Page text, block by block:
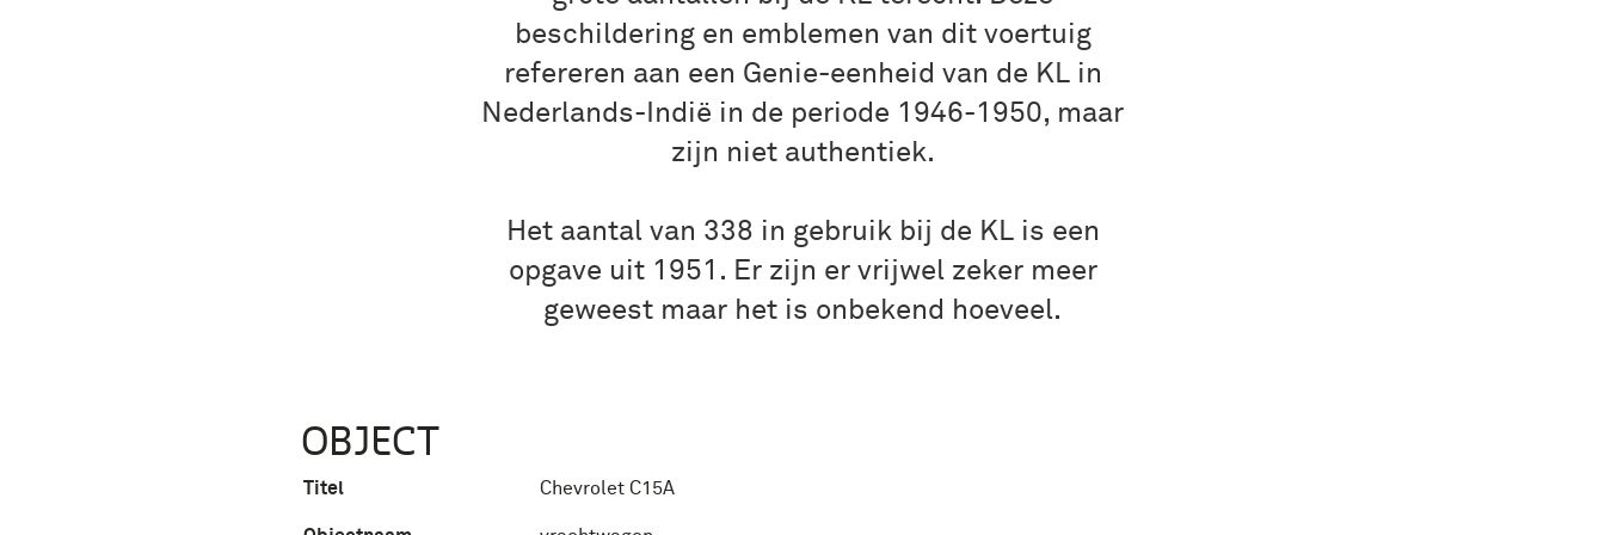
beschildering en emblemen van dit voertuig
refereren aan een Genie-eenheid van de KL in
Nederlands-Indië in de periode 1946-1950, maar
zijn niet authentiek.
Het aantal van 338 in gebruik bij de KL is een
opgave uit 1951. Er zijn er vrijwel zeker meer
geweest maar het is onbekend hoeveel.
OBJECT
Titel Chevrolet C15A